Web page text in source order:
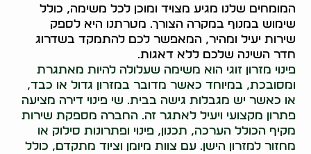
המומחים שלנו מגיע מצויד ומוכן לכל משימה, כולל
שימוש במנוף במקרה הצורך. מטרתנו היא לספק
שירות יעיל ומהיר, המאפשר לכם להתמקד בשדרוג
חדר השינה שלכם ללא דאגות.
פינוי מזרון זוגי הוא משימה שעלולה להיות מאתגרת
ומסובכת, במיוחד כאשר מדובר במזרון גדול או כבד,
או כאשר יש מגבלות גישה בבית. שי פינוי דירה מציעה
פתרון מקצועי ויעיל לאתגר זה. החברה מספקת שירות
מקיף הכולל הערכה, תכנון, פינוי ופתרונות סילוק או
מחזור למזרון הישן. עם צוות מיומן וציוד מתקדם, כולל